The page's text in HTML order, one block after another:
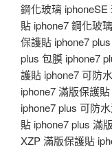
鋼化玻璃
貼 iphone7 鋼化玻
保護貼 iphone7
plus 包膜 iphone7
護貼 iphone7 可防
iphone7 滿版保護
iphone7 plus 可防
貼 iphone7 plus 滿
XZP 滿版保護貼